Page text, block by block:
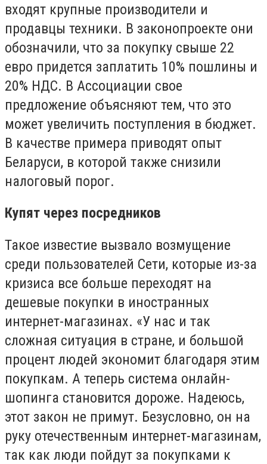
входят крупные производители и
продавцы техники. В законопроекте они
обозначили, что за покупку свыше 22
евро придется заплатить 10% пошлины и
20% НДС. В Ассоциации свое
предложение объясняют тем, что это
может увеличить поступления в бюджет.
В качестве примера приводят опыт
Беларуси, в которой также снизили
налоговый порог.
Купят через посредников
Такое известие вызвало возмущение
среди пользователей Сети, которые из-за
кризиса все больше переходят на
дешевые покупки в иностранных
интернет-магазинах. «У нас и так
сложная ситуация в стране, и большой
процент людей экономит благодаря этим
покупкам. А теперь система онлайн-
шопинга становится дороже. Надеюсь,
этот закон не примут. Безусловно, он на
руку отечественным интернет-магазинам,
так как люди пойдут за покупками к